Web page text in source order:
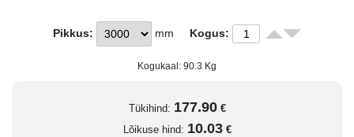
Pikkus: mm Kogus:
Kogukaal: 90.3 Kg
Tükihind: 177.90 €
Lõikuse hind: 10.03 €